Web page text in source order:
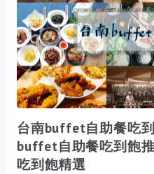
台南buffet自助餐吃
buffet自助餐吃到飽
吃到飽精選